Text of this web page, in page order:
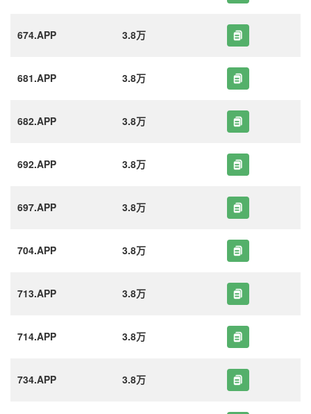
674.APP 3.8万
681.APP 3.8万
682.APP 3.8万
692.APP 3.8万
697.APP 3.8万
704.APP 3.8万
713.APP 3.8万
714.APP 3.8万
734.APP 3.8万